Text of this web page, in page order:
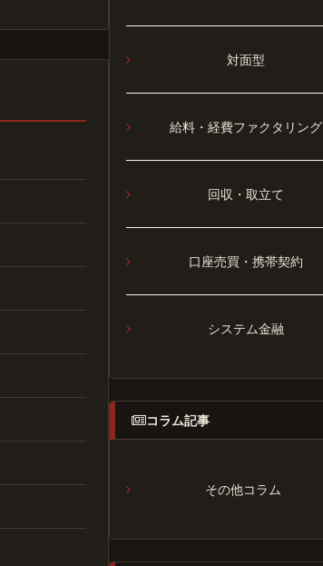
対面型
給料・経費ファクタリング
回収・取立て
口座売買・携帯契約
システム金融
コラム記事
その他コラム